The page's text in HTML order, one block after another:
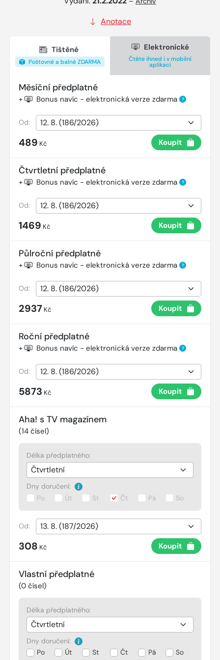
Anotace
Tištěné
Poštovné a balné ZDARMA
Elektronické
Čtěte ihned i v mobilní
aplikaci
Měsíční předplatné
+ Bonus navíc - elektronická verze zdarma ?
Od:
489 Kč Koupit
Čtvrtletní předplatné
+ Bonus navíc - elektronická verze zdarma ?
Od:
1469 Kč Koupit
Půlroční předplatné
+ Bonus navíc - elektronická verze zdarma ?
Od:
2937 Kč Koupit
Roční předplatné
+ Bonus navíc - elektronická verze zdarma ?
Od:
5873 Kč Koupit
Aha! s TV magazínem
(14 čísel)
Délka předplatného:
Dny doručení:
Po
Út St Čt Pá So
Od:
308 Kč Koupit
Vlastní předplatné
(0 čísel)
Délka předplatného:
Dny doručení:
Po
Út St Čt Pá So